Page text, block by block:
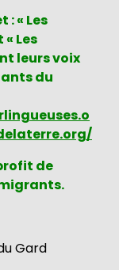
: « Les
Les
leurs voix
du
de
Gard